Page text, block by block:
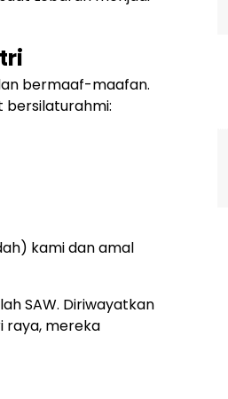
bermaaf-maafan.
bersilaturahmi:
kami dan amal
SAW. Diriwayatkan
raya, mereka